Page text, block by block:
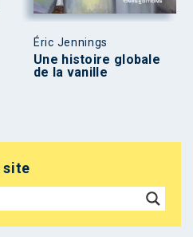
Éric Jennings
Une histoire globale
de la vanille
site